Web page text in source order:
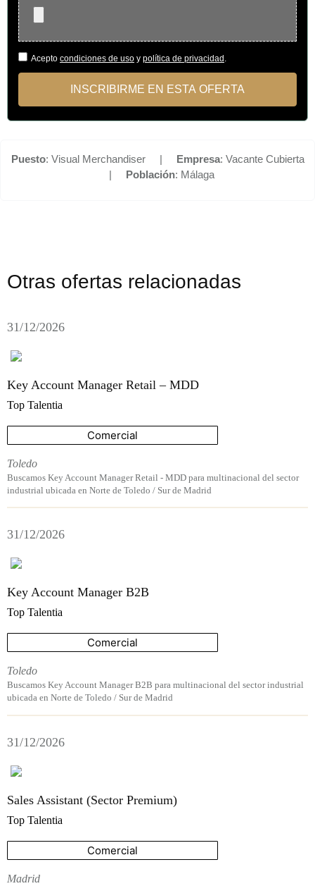
Acepto condiciones de uso y política de privacidad .
INSCRIBIRME EN ESTA OFERTA
Puesto: Visual Merchandiser | Empresa: Vacante Cubierta
| Población: Málaga
Otras ofertas relacionadas
31/12/2026
Key Account Manager Retail – MDD
Top Talentia
Comercial
Toledo
Buscamos Key Account Manager Retail - MDD para multinacional del sector
industrial ubicada en Norte de Toledo / Sur de Madrid
31/12/2026
Key Account Manager B2B
Top Talentia
Comercial
Toledo
Buscamos Key Account Manager B2B para multinacional del sector industrial
ubicada en Norte de Toledo / Sur de Madrid
31/12/2026
Sales Assistant (Sector Premium)
Top Talentia
Comercial
Madrid